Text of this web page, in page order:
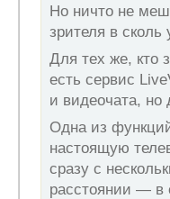
Но ничто не
зрителя в
Для тех же, кто
есть сервис
и видеочата, но
Одна из
настоящую
сразу с
расстоянии — в